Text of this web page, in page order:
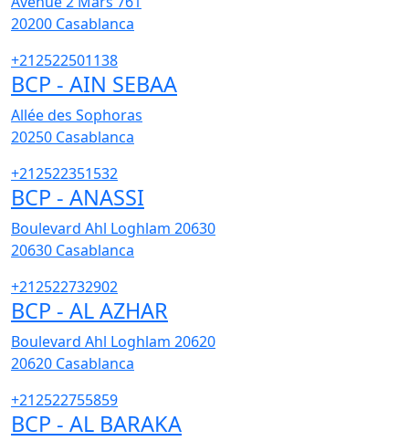
20200 Casablanca
+212522501138
BCP - AIN SEBAA
Allée des Sophoras
20250 Casablanca
+212522351532
BCP - ANASSI
Boulevard Ahl Loghlam 20630
20630 Casablanca
+212522732902
BCP - AL AZHAR
Boulevard Ahl Loghlam 20620
20620 Casablanca
+212522755859
BCP - AL BARAKA